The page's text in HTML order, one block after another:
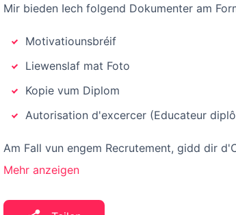
Mir bieden Iech folgend Dokumenter am
Motivatiounsbréif
Liewenslaf mat Foto
Kopie vum Diplom
Autorisation d'excercer (Educateur
Am Fall vun engem Recrutement, gidd dir
Mehr anzeigen